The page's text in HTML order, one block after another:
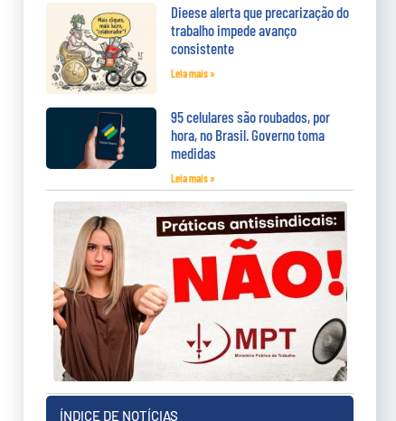
Dieese alerta que precarização do
trabalho impede avanço
consistente
Leia mais »
95 celulares são roubados, por
hora, no Brasil. Governo toma
medidas
Leia mais »
ÍNDICE DE NOTÍCIAS